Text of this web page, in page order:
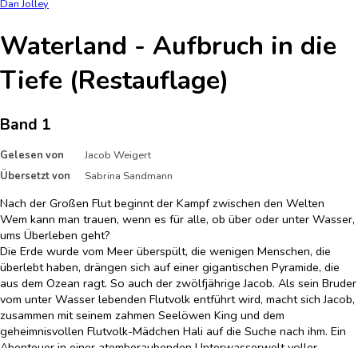
Dan Jolley
Waterland - Aufbruch in die
Tiefe (Restauflage)
Band 1
Gelesen von
Jacob Weigert
Übersetzt von
Sabrina Sandmann
Nach der Großen Flut beginnt der Kampf zwischen den Welten
Wem kann man trauen, wenn es für alle, ob über oder unter Wasser,
ums Überleben geht?
Die Erde wurde vom Meer überspült, die wenigen Menschen, die
überlebt haben, drängen sich auf einer gigantischen Pyramide, die
aus dem Ozean ragt. So auch der zwölfjährige Jacob. Als sein Bruder
vom unter Wasser lebenden Flutvolk entführt wird, macht sich Jacob,
zusammen mit seinem zahmen Seelöwen King und dem
geheimnisvollen Flutvolk-Mädchen Hali auf die Suche nach ihm. Ein